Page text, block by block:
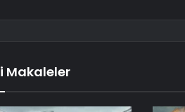
Makaleler